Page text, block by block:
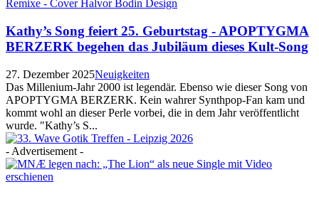
Kathy’s Song feiert 25. Geburtstag - APOPTYGMA
BERZERK begehen das Jubiläum dieses Kult-Song
27. Dezember 2025Neuigkeiten
Das Millenium-Jahr 2000 ist legendär. Ebenso wie dieser Song von
APOPTYGMA BERZERK. Kein wahrer Synthpop-Fan kam und
kommt wohl an dieser Perle vorbei, die in dem Jahr veröffentlicht
wurde. "Kathy’s S...
- Advertisement -